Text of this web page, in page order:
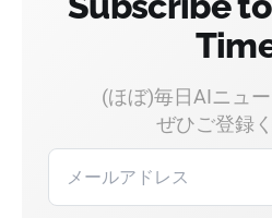
(ほぼ)毎日AIニュ
ぜひご登録